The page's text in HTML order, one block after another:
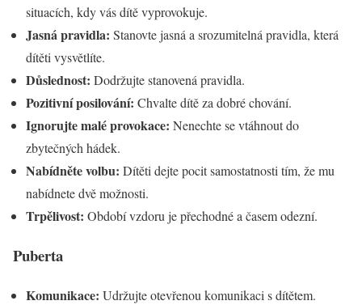
situacích, kdy vás dítě vyprovokuje.
Jasná pravidla: Stanovte jasná a srozumitelná pravidla, která
dítěti vysvětlíte.
Důslednost: Dodržujte stanovená pravidla.
Pozitivní posilování: Chvalte dítě za dobré chování.
Ignorujte malé provokace: Nenechte se vtáhnout do
zbytečných hádek.
Nabídněte volbu: Dítěti dejte pocit samostatnosti tím, že mu
nabídnete dvě možnosti.
Trpělivost: Období vzdoru je přechodné a časem odezní.
Puberta
Komunikace: Udržujte otevřenou komunikaci s dítětem.